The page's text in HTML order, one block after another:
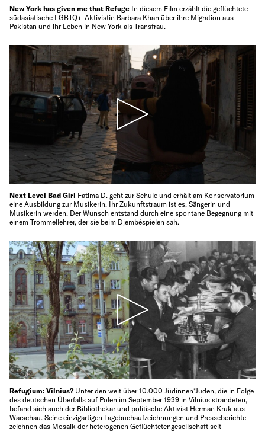
New York has given me that Refuge In diesem Film erzählt die geflüchtete
südasiatische LGBTQ+-Aktivistin Barbara Khan über ihre Migration aus
Pakistan und ihr Leben in New York als Transfrau.
Next Level Bad Girl Fatima D. geht zur Schule und erhält am Konservatorium
eine Ausbildung zur Musikerin. Ihr Zukunftstraum ist es, Sängerin und
Musikerin werden. Der Wunsch entstand durch eine spontane Begegnung mit
einem Trommellehrer, der sie beim Djembéspielen sah.
Refugium: Vilnius? Unter den weit über 10.000 Jüdinnen*Juden, die in Folge
des deutschen Überfalls auf Polen im September 1939 in Vilnius strandeten,
befand sich auch der Bibliothekar und politische Aktivist Herman Kruk aus
Warschau. Seine einzigartigen Tagebuchaufzeichnungen und Presseberichte
zeichnen das Mosaik der heterogenen Geflüchtetengesellschaft seit